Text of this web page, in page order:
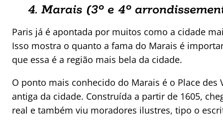
4. Marais (3º e 4º
Paris já é apontada por muitos como a cidade
Isso mostra o quanto a fama do Marais é
que essa é a região mais bela da cidade.
O ponto mais conhecido do Marais é o Place des
antiga da cidade. Construída a partir de 1605,
real e também viu moradores ilustres, tipo o